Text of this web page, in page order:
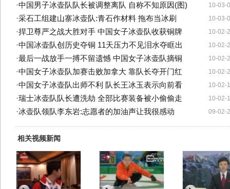
10-03-
·中国男子冰壶队队长被调整离队 自称不知原因(图)
10-03-
·采石工组建山寨冰壶队:青石作材料 拖布当冰刷
10-02-
·捍卫尊严之战大胜对手 中国女子冰壶队收获铜牌
10-02-
·中国冰壶队创历史夺铜 11天压力不见泪水夺眶出
10-02-
·最后一战放手一搏不留遗憾 中国女子冰壶队摘铜
10-02-
·中国女子冰壶队加赛击败加拿大 靠队长夺开门红
10-02-
·中国女子冰壶队出师不利 队长王冰玉表示向前看
10-02-
·瑞士冰壶队队长遭洗劫 全部比赛装备被小偷偷走
09-02-
·冰壶队领队李东岩:志愿者的加油声让我很感动
相关视频新闻